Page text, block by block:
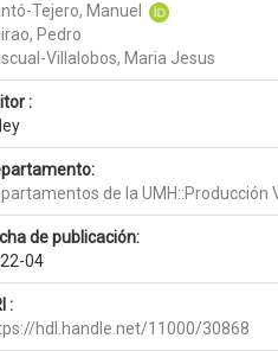
Tejero, Manuel
Pedro
Villalobos, Maria Jesus
:
de la UMH::Producción
de publicación:
04
:
hdl.handle.net/11000/30868